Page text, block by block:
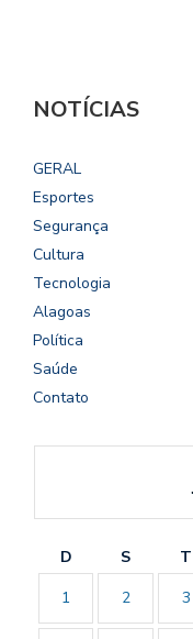
NOTÍCIAS
GERAL
Esportes
Segurança
Cultura
Tecnologia
Alagoas
Política
Saúde
Contato
D S T
1
2 3